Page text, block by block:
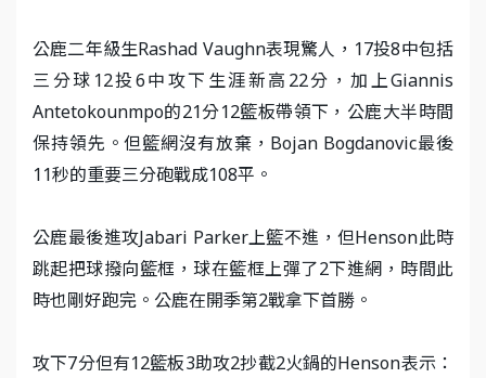
公鹿二年級生Rashad Vaughn表現驚人，17投8中包括
三分球12投6中攻下生涯新高22分，加上Giannis
Antetokounmpo的21分12籃板帶領下，公鹿大半時間
保持領先。但籃網沒有放棄，Bojan Bogdanovic最後
11秒的重要三分砲戰成108平。
公鹿最後進攻Jabari Parker上籃不進，但Henson此時
跳起把球撥向籃框，球在籃框上彈了2下進網，時間此
時也剛好跑完。公鹿在開季第2戰拿下首勝。
攻下7分但有12籃板3助攻2抄截2火鍋的Henson表示：